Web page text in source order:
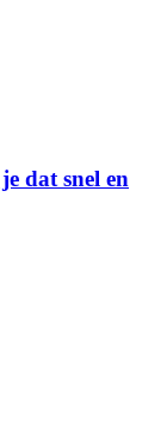
dat snel en